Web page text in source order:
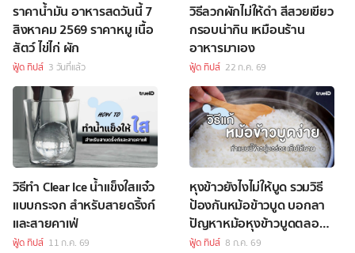
ราคาน้ำมัน อาหารสดวันนี้ 7
สิงหาคม 2569 ราคาหมู เนื้อ
สัตว์ ไข่ไก่ ผัก
ฟู้ด ทิปส์ 3 วันที่แล้ว
วิธีลวกผักไม่ให้ดำ สีสวยเขียว
กรอบน่ากิน เหมือนร้าน
อาหารมาเอง
ฟู้ด ทิปส์ 22 ก.ค. 69
วิธีทำ Clear Ice น้ำแข็งใสแจ๋ว
แบบกระจก สำหรับสายดริ้งก์
และสายคาเฟ่
ฟู้ด ทิปส์ 11 ก.ค. 69
หุงข้าวยังไงไม่ให้บูด รวมวิธี
ป้องกันหม้อข้าวบูด บอกลา
ปัญหาหม้อหุงข้าวบูดตลอด
ไปได้เลย
ฟู้ด ทิปส์ 8 ก.ค. 69